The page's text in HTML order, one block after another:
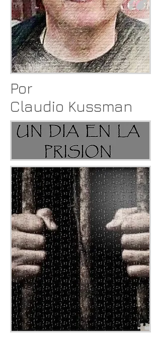
Por
Claudio Kussman